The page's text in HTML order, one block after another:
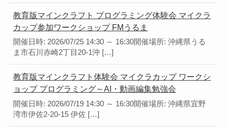
教育版マインクラフト プログラミング体験会 マイクラ
カップ参加ワークショップ FMうるま
開催日時: 2026/07/25 14:30 ～ 16:30開催場所: 沖縄県うる
ま市石川赤崎2丁目20-1沖 […]
教育版マインクラフト体験会 マイクラカップ ワークシ
ョップ プログラミング～AI・動画編集勉強会
開催日時: 2026/07/19 14:30 ～ 16:30開催場所: 沖縄県宜野
湾市伊佐2-20-15 伊佐 […]